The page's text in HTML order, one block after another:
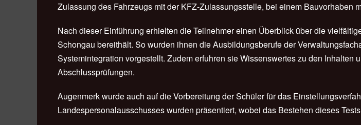
Zulassung des Fahrzeugs mit der KFZ-Zulassungsstelle, bei einem Bauvorhaben
Nach dieser Einführung erhielten die Teilnehmer einen Überblick über die
Schongau bereithält. So wurden ihnen die Ausbildungsberufe der
Systemintegration vorgestellt. Zudem erfuhren sie Wissenswertes zu den
Abschlussprüfungen.
Augenmerk wurde auch auf die Vorbereitung der Schüler für das
Landespersonalausschusses wurden präsentiert, wobei das Bestehen dieses